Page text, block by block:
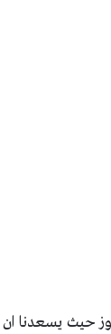
يسعدنا ان